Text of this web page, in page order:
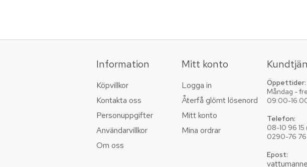
Information
Köpvillkor
Kontakta oss
Personuppgifter
Användarvillkor
Om oss
Mitt konto
Logga in
Återfå glömt lösenord
Mitt konto
Mina ordrar
Öppettider:
Måndag -
09:00-
Telefon:
08-10 96
0290-76
Epost: